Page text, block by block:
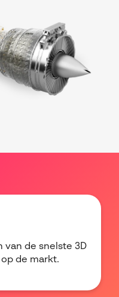
van de snelste 3D
de markt.